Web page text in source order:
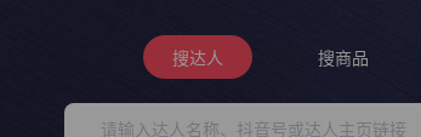
搜达人 搜商品